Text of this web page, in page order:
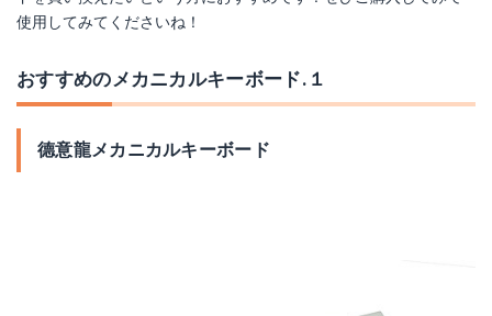
使用してみてくださいね！
おすすめのメカニカルキーボード.１
德意龍メカニカルキーボード